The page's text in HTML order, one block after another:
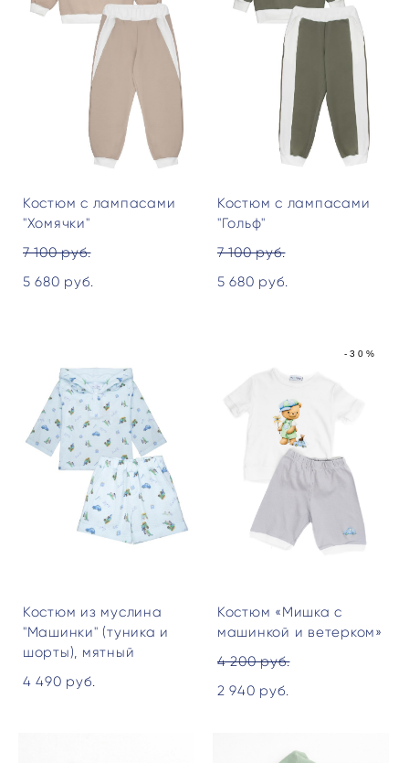
Костюм с лампасами
"Хомячки"
7 100 pуб.
5 680 pуб.
Костюм с лампасами
"Гольф"
7 100 pуб.
5 680 pуб.
Костюм из муслина
"Машинки" (туника и
шорты), мятный
4 490 pуб.
-30%
Костюм «Мишка с
машинкой и ветерком»
4 200 pуб.
2 940 pуб.